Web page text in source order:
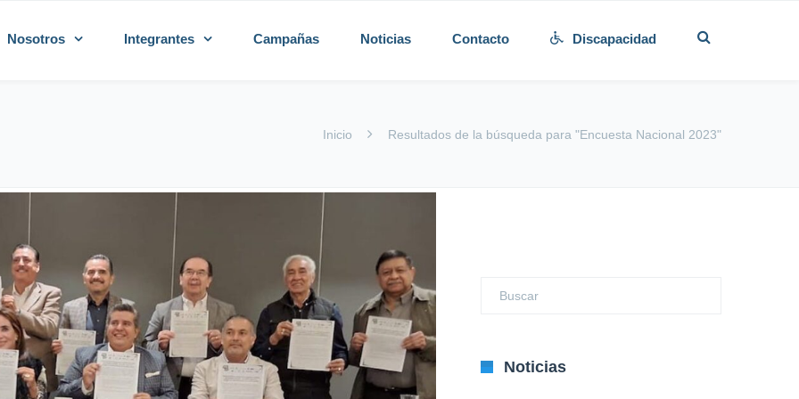
Nosotros Integrantes Campañas Noticias Contacto Discapacidad
Inicio Resultados de la búsqueda para "Encuesta Nacional 2023"
Noticias